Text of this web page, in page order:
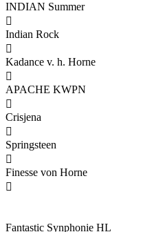
INDIAN Summer

Indian Rock

Kadance v. h. Horne

APACHE KWPN

Crisjena

Springsteen

Finesse von Horne

Fantastic Synphonie HL